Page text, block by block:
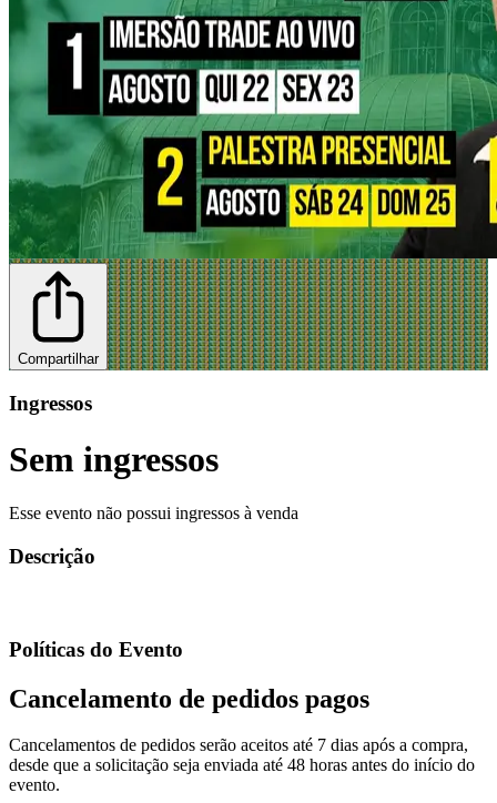
Compartilhar
Ingressos
Sem ingressos
Esse evento não possui ingressos à venda
Descrição
Políticas do Evento
Cancelamento de pedidos pagos
Cancelamentos de pedidos serão aceitos até 7 dias após a compra,
desde que a solicitação seja enviada até 48 horas antes do início do
evento.